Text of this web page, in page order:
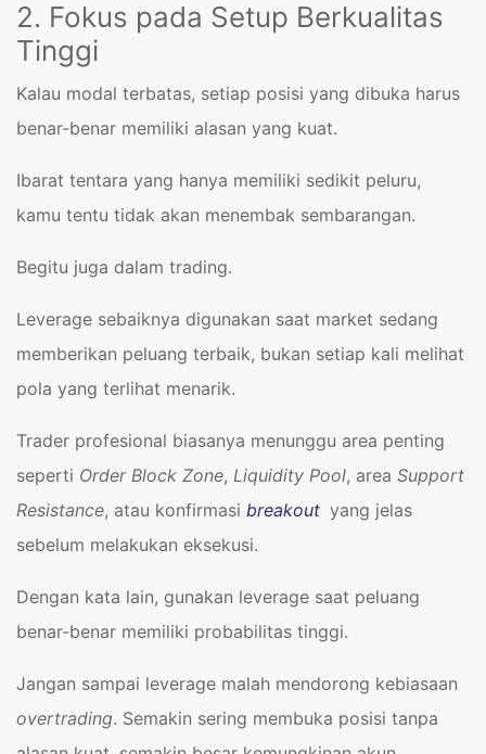
2. Fokus pada Setup Berkualitas
Tinggi
Kalau modal terbatas, setiap posisi yang dibuka harus
benar-benar memiliki alasan yang kuat.
Ibarat tentara yang hanya memiliki sedikit peluru,
kamu tentu tidak akan menembak sembarangan.
Begitu juga dalam trading.
Leverage sebaiknya digunakan saat market sedang
memberikan peluang terbaik, bukan setiap kali melihat
pola yang terlihat menarik.
Trader profesional biasanya menunggu area penting
seperti Order Block Zone, Liquidity Pool, area Support
Resistance, atau konfirmasi breakout yang jelas
sebelum melakukan eksekusi.
Dengan kata lain, gunakan leverage saat peluang
benar-benar memiliki probabilitas tinggi.
Jangan sampai leverage malah mendorong kebiasaan
overtrading. Semakin sering membuka posisi tanpa